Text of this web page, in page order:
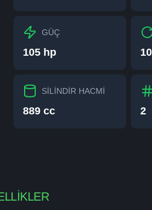
GÜÇ
105 hp
SİLİNDİR HACMİ
889 cc 2